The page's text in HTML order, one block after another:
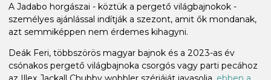
A Jadabo horgászai - köztük a pergető világbajnokok -
személyes ajánlással indítják a szezont, amit ők mondanak,
azt semmiképpen nem érdemes kihagyni.
Deák Feri, többszörös magyar bajnok és a 2023-as év
csónakos pergető világbajnoka csorgós vagy parti pecához